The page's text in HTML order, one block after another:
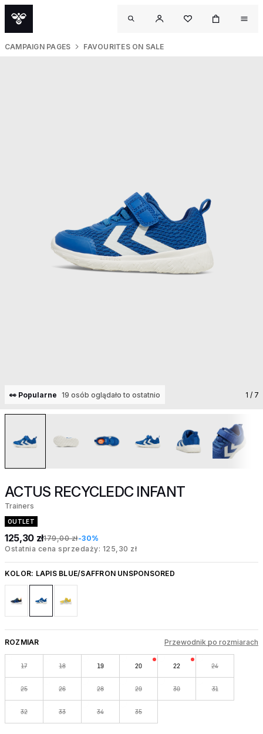
CAMPAIGN PAGES FAVOURITES ON SALE
👀 Popularne 19 osób oglądało to ostatnio 1 / 7
ACTUS RECYCLEDC INFANT
Trainers
OUTLET
125,30 zł179,00 zł-30%
Ostatnia cena sprzedaży: 125,30 zł
KOLOR: LAPIS BLUE/SAFFRON UNSPONSORED
ROZMIAR Przewodnik po rozmiarach
17 18 19 20 22 24
25 26 28 29 30 31
32 33 34 35